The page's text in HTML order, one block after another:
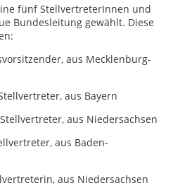
fünf StellvertreterInnen und
Bundesleitung gewählt. Diese
aus Mecklenburg-
aus Bayern
aus Niedersachsen
aus Baden-
aus Niedersachsen